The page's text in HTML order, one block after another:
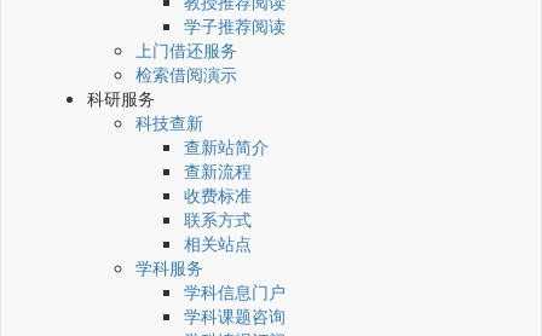
学子推荐阅读
上门借还服务
检索借阅演示
科研服务
科技查新
查新站简介
查新流程
收费标准
联系方式
相关站点
学科服务
学科信息门户
学科课题咨询